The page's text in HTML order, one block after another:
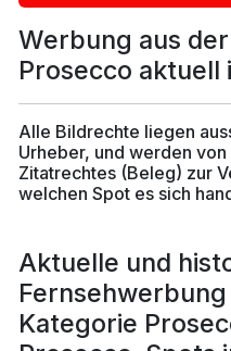
Werbung aus
Prosecco aktuell
Alle Bildrechte liegen
Urheber, und werden von
Zitatrechtes (Beleg) zur
welchen Spot es sich
Aktuelle und
Kategorie